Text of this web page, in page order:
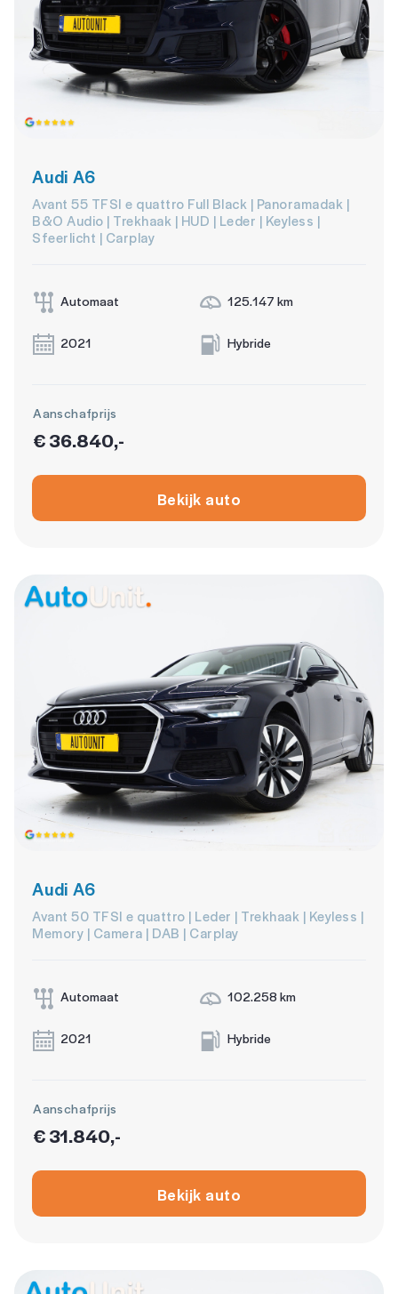
Audi A6
Avant 55 TFSI e quattro Full Black | Panoramadak |
B&O Audio | Trekhaak | HUD | Leder | Keyless |
Sfeerlicht | Carplay
Automaat 125.147 km
2021 Hybride
Aanschafprijs
€ 36.840,-
Bekijk auto
Audi A6
Avant 50 TFSI e quattro | Leder | Trekhaak | Keyless |
Memory | Camera | DAB | Carplay
Automaat 102.258 km
2021 Hybride
Aanschafprijs
€ 31.840,-
Bekijk auto